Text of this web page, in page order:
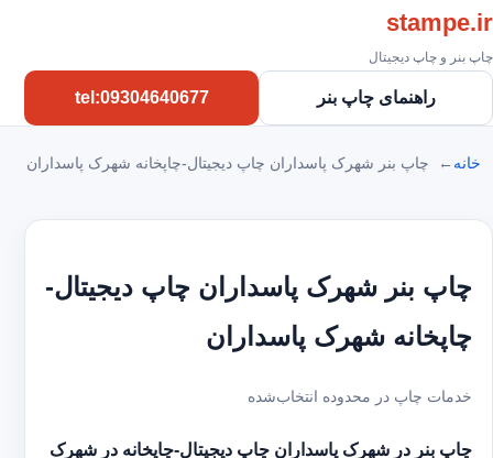
stampe.ir
چاپ بنر و چاپ دیجیتال
راهنمای چاپ بنر tel:09304640677
خانه چاپ بنر شهرک پاسداران چاپ دیجیتال-چاپخانه شهرک پاسداران
چاپ بنر شهرک پاسداران چاپ دیجیتال-
چاپخانه شهرک پاسداران
خدمات چاپ در محدوده انتخاب‌شده
چاپ بنر در شهرک پاسداران چاپ دیجیتال-چاپخانه در شهرک